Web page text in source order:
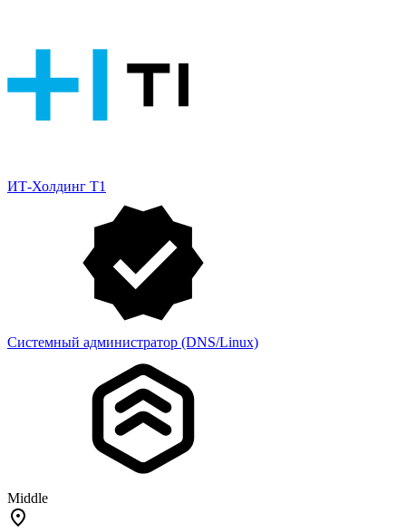
ИТ-Холдинг Т1
Системный администратор (DNS/Linux)
Middle